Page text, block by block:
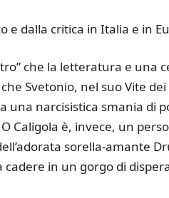
e dalla critica in Italia e in
che la letteratura e
Svetonio, nel suo Vite
una narcisistica smania di
Caligola è, invece, un
sorella-amante
cadere in un gorgo di